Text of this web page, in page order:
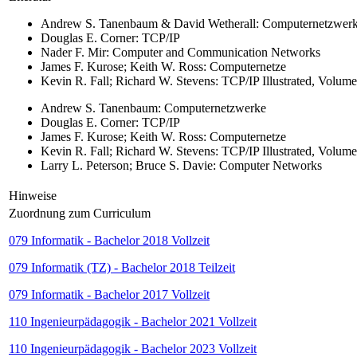
Andrew S. Tanenbaum & David Wetherall:
Douglas E. Corner: TCP/IP
Nader F. Mir: Computer and Communication Networks
James F. Kurose; Keith W. Ross: Computernetze
Kevin R. Fall; Richard W. Stevens: TCP/IP Illustrated, Volume
Andrew S. Tanenbaum: Computernetzwerke
Douglas E. Corner: TCP/IP
James F. Kurose; Keith W. Ross: Computernetze
Kevin R. Fall; Richard W. Stevens: TCP/IP Illustrated, Volume
Larry L. Peterson; Bruce S. Davie: Computer Networks
Hinweise
Zuordnung zum Curriculum
079 Informatik - Bachelor 2018 Vollzeit
079 Informatik (TZ) - Bachelor 2018 Teilzeit
079 Informatik - Bachelor 2017 Vollzeit
110 Ingenieurpädagogik - Bachelor 2021 Vollzeit
110 Ingenieurpädagogik - Bachelor 2023 Vollzeit